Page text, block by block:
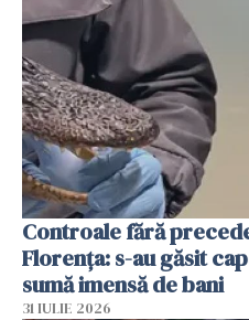
Controale fără
Florența: s-au găsit
sumă imensă de bani
31 IULIE 2026